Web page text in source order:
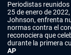
Periodistas
25 de enero de
Johnson, enfrenta
normas contra el
reconociera que
durante la primera
AP